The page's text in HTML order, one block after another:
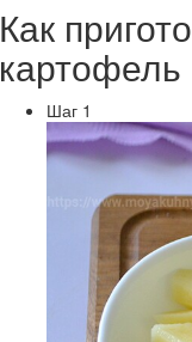
Как
Шаг 1